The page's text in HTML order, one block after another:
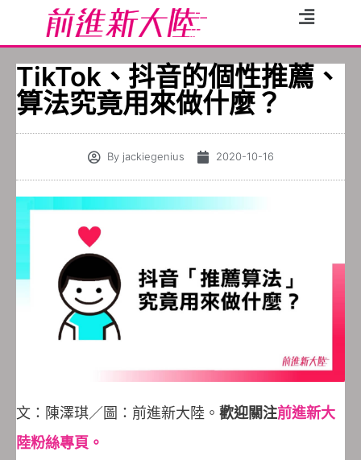
TikTok、抖音的個性推薦、
算法究竟用來做什麼？
Byjackiegenius 2020-10-16
文：陳澤琪／圖：前進新大陸。 歡迎關注前進新大
陸粉絲專頁。